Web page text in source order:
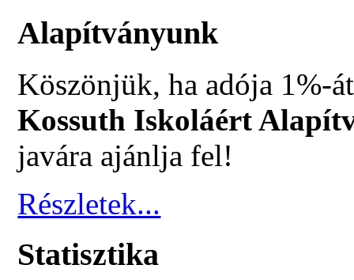
Alapítványunk
Köszönjük, ha adója 1%-
Kossuth Iskoláért
javára ajánlja fel!
Részletek...
Statisztika